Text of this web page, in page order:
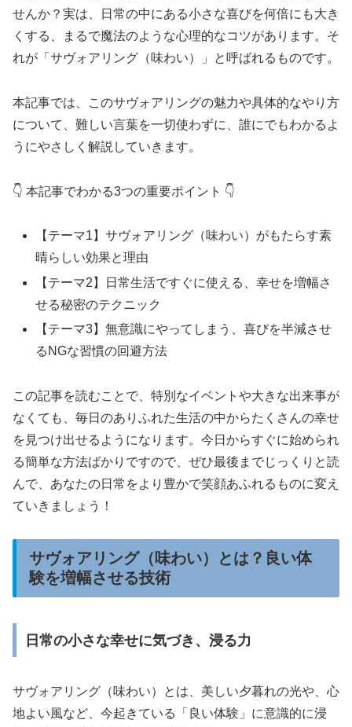
せんか？実は、日常の中にある小さな喜びを何倍にも大き
くする、まるで魔法のような心理的なコツがあります。そ
れが「サヴォアリング（味わい）」と呼ばれるものです。
本記事では、このサヴォアリングの魅力や具体的なやり方
について、難しい言葉を一切使わずに、誰にでもわかるよ
うにやさしく解説していきます。
👇 本記事でわかる3つの重要ポイント 👇
【テーマ1】サヴォアリング（味わい）がもたらす素
晴らしい効果と理由
【テーマ2】日常生活ですぐに使える、幸せを増幅さ
せる秘密のテクニック
【テーマ3】無意識にやってしまう、喜びを半減させ
るNGな習慣の回避方法
この記事を読むことで、特別なイベントや大きな出来事が
なくても、毎日のありふれた生活の中からたくさんの幸せ
を見つけ出せるようになります。今日からすぐに始められ
る簡単な方法ばかりですので、ぜひ最後までじっくりと読
んで、あなたの日常をより豊かで笑顔あふれるものに変え
ていきましょう！
サヴォアリング（味わい）とは？良い体
験を増幅させる技術
日常の小さな幸せに気づき、浸る力
サヴォアリング（味わい）とは、美しい夕暮れの光や、心
地よい風など、今起きている「良い体験」に意識的に浸